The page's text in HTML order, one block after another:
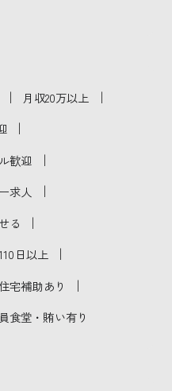
｜ 月収20万以上 ｜
｜
歓迎 ｜
求人 ｜
る ｜
日以上 ｜
宅補助あり ｜
食堂・賄い有り